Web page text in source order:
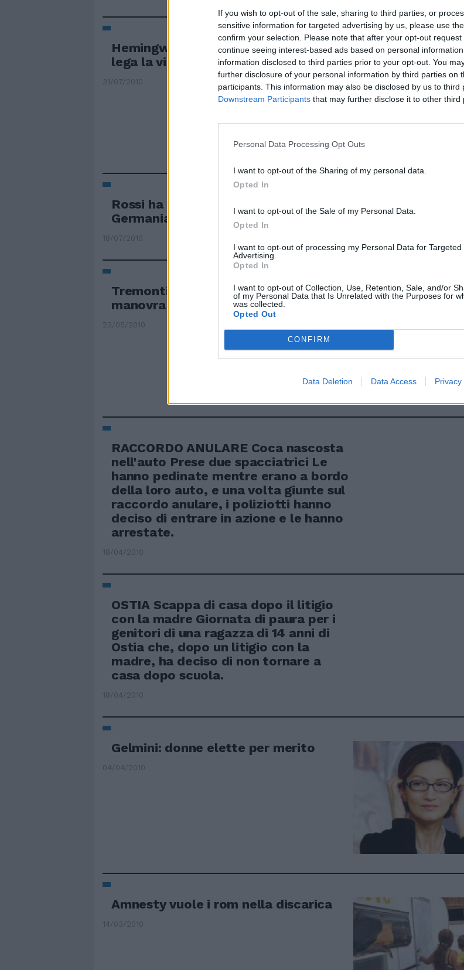
If you wish to opt-out of the sale, sharing to third parties, or
sensitive information for targeted advertising by us, please use
confirm your selection. Please note that after your opt-out
continue seeing interest-based ads based on personal
information disclosed to third parties prior to your opt-out. You
further disclosure of your personal information by third parties on
participants. This information may also be disclosed by us to third
Downstream Participants that may further disclose it to other third
Personal Data Processing Opt Outs
I want to opt-out of the Sharing of my personal data.
Opted In
I want to opt-out of the Sale of my Personal Data.
Opted In
I want to opt-out of processing my Personal Data for Targeted
Advertising.
Opted In
I want to opt-out of Collection, Use, Retention, Sale, and/or
of my Personal Data that Is Unrelated with the Purposes for
was collected.
Opted Out
CONFIRM
Data Deletion Data Access Privacy
Hemingway: "La corrida è l'arte che
lega la vita alla morte"
31/07/2010
Rossi ha deciso Domani al via in
Germania
18/07/2010
Tremonti: niente è deciso sulla
manovra
23/05/2010
RACCORDO ANULARE Coca nascosta
nell'auto Prese due spacciatrici Le
hanno pedinate mentre erano a bordo
della loro auto, e una volta giunte sul
raccordo anulare, i poliziotti hanno
deciso di entrare in azione e le hanno
arrestate.
18/04/2010
OSTIA Scappa di casa dopo il litigio
con la madre Giornata di paura per i
genitori di una ragazza di 14 anni di
Ostia che, dopo un litigio con la
madre, ha deciso di non tornare a
casa dopo scuola.
18/04/2010
Gelmini: donne elette per merito
04/04/2010
Amnesty vuole i rom nella discarica
14/03/2010